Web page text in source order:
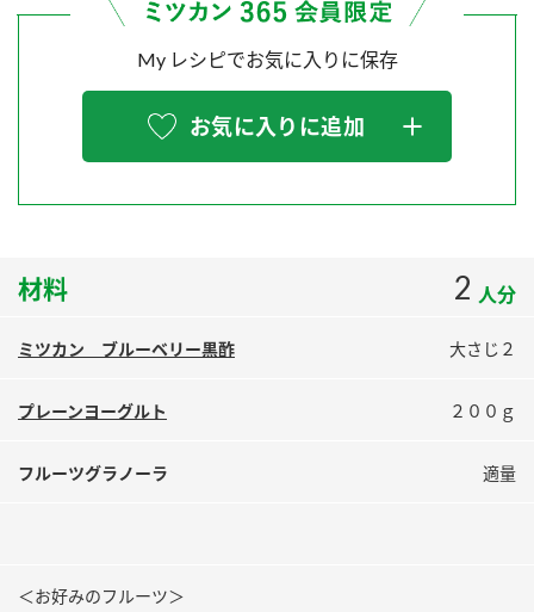
炊き込みご飯の素 米飯用調味液
納豆のサイト
スペシャルサイト
すしラボ
鍋奉行マニュアル
ZENB initiative
MIM（ミツカンミュージアム）
おいしさと健康への取り組み
お客様相談センター
お客様の声をいかしました
販売終了製品のご案内
よくあるご質問
ミツカン公式通販
My レシピでお気に入りに保存
お気に入りに追加
材料 2 人分
ミツカン ブルーベリー黒酢 大さじ２
プレーンヨーグルト ２００ｇ
フルーツグラノーラ 適量
＜お好みのフルーツ＞